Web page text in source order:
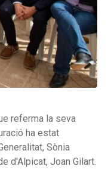
referma la seva
ha estat
Sònia
d'Alpicat, Joan Gilart.